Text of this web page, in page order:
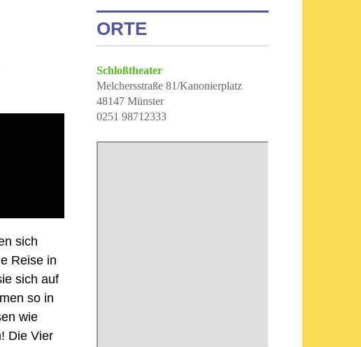
sich
Reise in
sich auf
so in
wie
Die Vier
ORTE
Schloßtheater
Melchersstraße 81/Kanonierplatz
48147 Münster
0251 98712333